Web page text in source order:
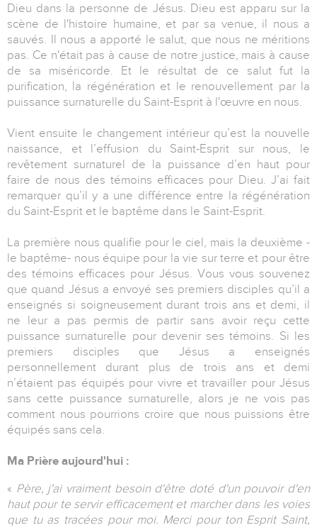
Dieu dans la personne de Jésus. Dieu est apparu sur la
scène de l'histoire humaine, et par sa venue, il nous a
sauvés. Il nous a apporté le salut, que nous ne méritions
pas. Ce n'était pas à cause de notre justice, mais à cause
de sa miséricorde. Et le résultat de ce salut fut la
purification, la régénération et le renouvellement par la
puissance surnaturelle du Saint-Esprit à l'œuvre en nous.
Vient ensuite le changement intérieur qu’est la nouvelle
naissance, et l’effusion du Saint-Esprit sur nous, le
revêtement surnaturel de la puissance d’en haut pour
faire de nous des témoins efficaces pour Dieu. J’ai fait
remarquer qu’il y a une différence entre la régénération
du Saint-Esprit et le baptême dans le Saint-Esprit.
La première nous qualifie pour le ciel, mais la deuxième -
le baptême- nous équipe pour la vie sur terre et pour être
des témoins efficaces pour Jésus. Vous vous souvenez
que quand Jésus a envoyé ses premiers disciples qu’il a
enseignés si soigneusement durant trois ans et demi, il
ne leur a pas permis de partir sans avoir reçu cette
puissance surnaturelle pour devenir ses témoins. Si les
premiers disciples que Jésus a enseignés
personnellement durant plus de trois ans et demi
n’étaient pas équipés pour vivre et travailler pour Jésus
sans cette puissance surnaturelle, alors je ne vois pas
comment nous pourrions croire que nous puissions être
équipés sans cela.
Ma Prière aujourd'hui :
« Père, j'ai vraiment besoin d'être doté d'un pouvoir d'en
haut pour te servir efficacement et marcher dans les voies
que tu as tracées pour moi. Merci pour ton Esprit Saint,